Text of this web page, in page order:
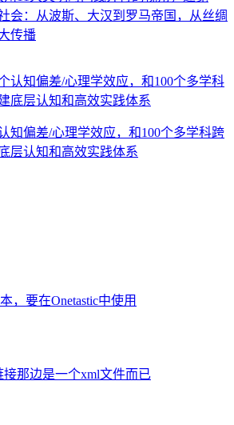
会：从波斯、大汉到罗马帝国，从丝绸
传播
知偏差/心理学效应，和100个多学科跨
层认知和高效实践体系
，要在Onetastic中使用
接那边是一个xml文件而已